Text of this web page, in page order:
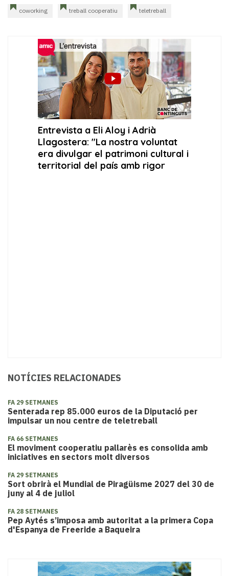
coworking treball cooperatiu teletreball
NOTÍCIES RELACIONADES
FA 29 SETMANES
Senterada rep 85.000 euros de la Diputació per
impulsar un nou centre de teletreball
FA 66 SETMANES
El moviment cooperatiu pallarès es consolida amb
iniciatives en sectors molt diversos
FA 29 SETMANES
Sort obrirà el Mundial de Piragüisme 2027 del 30 de
juny al 4 de juliol
FA 28 SETMANES
Pep Aytés s’imposa amb autoritat a la primera Copa
d'Espanya de Freeride a Baqueira